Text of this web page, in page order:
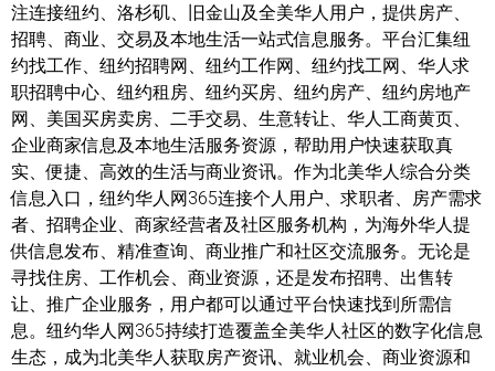
注连接纽约、洛杉矶、旧金山及全美华人用户，提供房产、
招聘、商业、交易及本地生活一站式信息服务。平台汇集纽
约找工作、纽约招聘网、纽约工作网、纽约找工网、华人求
职招聘中心、纽约租房、纽约买房、纽约房产、纽约房地产
网、美国买房卖房、二手交易、生意转让、华人工商黄页、
企业商家信息及本地生活服务资源，帮助用户快速获取真
实、便捷、高效的生活与商业资讯。作为北美华人综合分类
信息入口，纽约华人网365连接个人用户、求职者、房产需求
者、招聘企业、商家经营者及社区服务机构，为海外华人提
供信息发布、精准查询、商业推广和社区交流服务。无论是
寻找住房、工作机会、商业资源，还是发布招聘、出售转
让、推广企业服务，用户都可以通过平台快速找到所需信
息。纽约华人网365持续打造覆盖全美华人社区的数字化信息
生态，成为北美华人获取房产资讯、就业机会、商业资源和